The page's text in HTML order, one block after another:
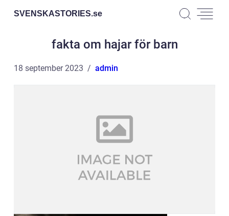
SVENSKASTORIES.se
fakta om hajar för barn
18 september 2023 admin